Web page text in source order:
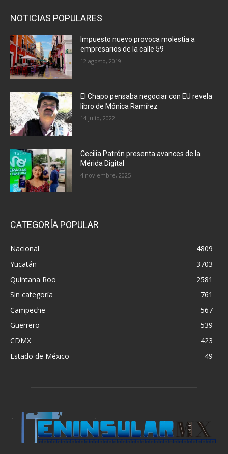
NOTICIAS POPULARES
Impuesto nuevo provoca molestia a
empresarios de la calle 59
12 agosto, 2019
El Chapo pensaba negociar con EU revela
libro de Mónica Ramírez
14 julio, 2022
Cecilia Patrón presenta avances de la
Mérida Digital
4 noviembre, 2025
CATEGORÍA POPULAR
Nacional
4809
Yucatán
3703
Quintana Roo
2581
Sin categoría
761
Campeche
567
Guerrero
539
CDMX
423
Estado de México
49